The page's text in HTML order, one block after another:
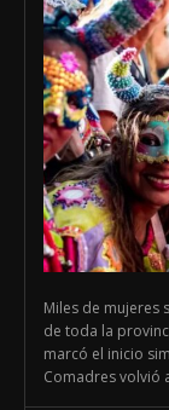
Miles de mujeres
de toda la
marcó el inicio
Comadres volvió